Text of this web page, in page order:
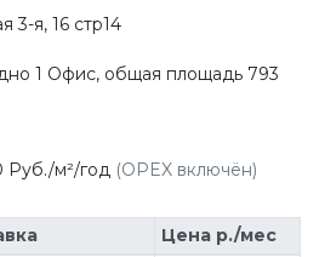
Руб./м²/год (OPEX включён)
Руб./м²/год 1 189 500 Руб.
(1 шт)